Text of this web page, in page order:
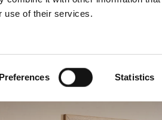
use of their services.
Preferences Statistics
profesionály